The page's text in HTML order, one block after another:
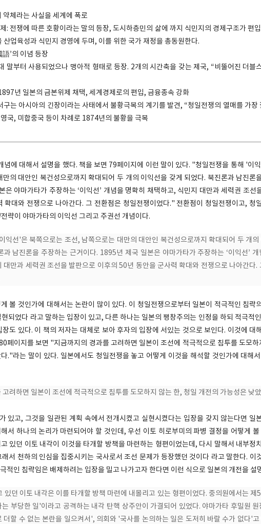
약체라는 사실을 세계에 폭로
전쟁에 따른 호황이라는 말의 등장, 도시하층민의 삶에 까지 식민지의 경제구조가 편
산업육성과 식민지 경영에 두며, 이를 위한 국가 재정을 총동원한다.
語’의 이념 등장
말부터 사용되었으나 맹아적 형태로 등장. 2개의 시간축을 갖는 제국, “비뚤어진 더블
년 일본의 금본위제 채택, 세계경제로의 편입, 금융종속 강화
구는 아시아의 긴장이라는 사태에서 불황극복의 계기를 발견, “청일전쟁의 열매를 가장
국, 미합중국 등이 차례로 1874년의 불황을 극복
념에 대해서 설명을 했다. 책을 보면 79페이지에 이런 말이 있다. "청일전쟁을 통해 '이
의 대안인 복건성으로까지 확대되어 두 개의 이익선을 갖게 되었다. 북진론과 남진론
은 야마가타가 주장하는 ‘이익선’ 개념을 명확히 채택하고, 식민지 대만과 세력권 조선
확대와 전쟁으로 나아간다. 그 전환점은 청일전쟁이었다." 전환점이 청일전쟁이고, 청
략이 야마가타의 이익선 그리고 주권선 개념이다.
익선'은 북쪽으로는 조선, 남쪽으로는 대만의 대안인 복건성으로까지 확대되어 두 개의
과 남진론을 주장하는 근거이다. 1895년 제국 일본은 야마가타가 주장하는 ‘이익선’ 개
대만과 세력권 조선을 발판으로 이후의 50년 동안을 군사력 확대와 전쟁으로 나아간다.
볼 것인가에 대해서는 논란이 많이 있다. 이 청일전쟁으로부터 일본이 적극적인 침략
되었다 라고 말하는 입장이 있고, 다른 하나는 일본의 팽창주의는 인정을 하되 적극적
도 있다. 이 책의 저자는 대체로 보아 후자의 입장에 서있는 것으로 보인다. 이것에 대
페이지를 보면 "지금까지의 경과를 고려하면 일본이 조선에 적극적으로 침투를 도모하
."라는 말이 있다. 일본에서도 청일전쟁을 놓고 어떻게 이것을 해석할 것인가에 대해
려하면 일본이 조선에 적극적으로 침투를 도모하지 않는 한, 청일 개전의 가능성은 낮
있고, 그것을 일관된 계획 속에서 전개시켰고 실현시켰다는 입장을 갖지 않는다면 일
서 하나의 논리가 마련되어야 할 것인데, 우선 이토 히로부미의 파병 결정을 어떻게 볼
있던 이토 내각이 이것을 타개할 방책을 마련하는 형편이었는데, 다시 말해서 내부정
서 천하의 인심을 집중시키는 국사로서 조선 문제가 등장했던 것이다 라고 말한다. 이
적인 침략임은 배제하려는 입장을 밀고 나가고자 한다면 이런 식으로 일본의 개전을 설
있던 이토 내각은 이를 타개할 방책 마련에 내몰리고 있는 형편이었다. 중의원에서는 제
부당한 일'이라고 공격하는 내각 탄핵 상주안이 가결되어 있었다. 야마가타 후밀원 원
더할 수 없는 본란을 일으켜서', 의회와 '국사를 논의하는 일은 도저히 바랄 수가 없다'고